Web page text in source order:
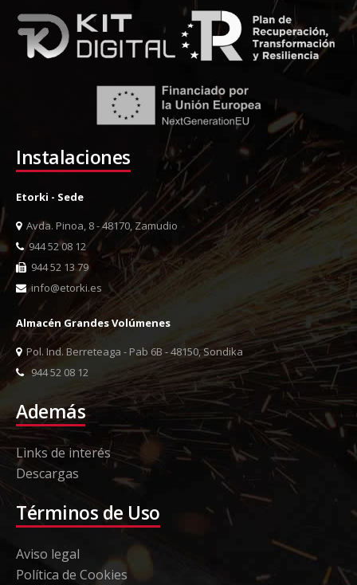
Instalaciones
Etorki - Sede
Avda. Pinoa, 8 - 48170, Zamudio
944 52 08 12
944 52 13 79
info@etorki.es
Almacén Grandes Volúmenes
Pol. Ind. Berreteaga - Pab 6B - 48150, Sondika
944 52 08 12
Además
Links de interés
Descargas
Términos de Uso
Aviso legal
Política de Cookies